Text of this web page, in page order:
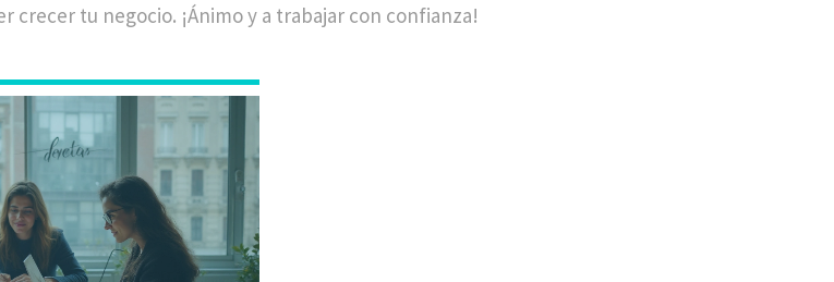
crecer tu negocio. ¡Ánimo y a trabajar con confianza!